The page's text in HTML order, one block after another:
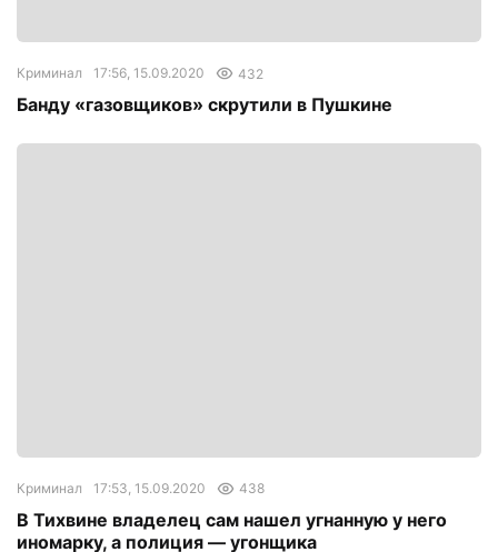
Криминал 17:56, 15.09.2020 432
Банду «газовщиков» скрутили в Пушкине
Криминал 17:53, 15.09.2020 438
В Тихвине владелец сам нашел угнанную у него
иномарку, а полиция — угонщика